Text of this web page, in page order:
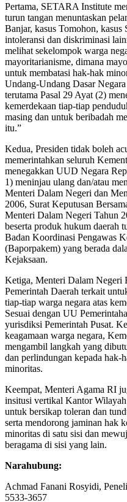
Pertama, SETARA Institute
turun tangan menuntaskan
Banjar, kasus Tomohon, kasus
intoleransi dan diskriminasi
melihat sekelompok warga
mayoritarianisme, dimana
untuk membatasi hak-hak
Undang-Undang Dasar
terutama Pasal 29 Ayat (2)
kemerdekaan tiap-tiap
masing dan untuk beribadah
itu.”
Kedua, Presiden tidak boleh
memerintahkan seluruh
menegakkan UUD Negara
1) meninjau ulang dan/atau
Menteri Dalam Negeri dan
2006, Surat Keputusan
Menteri Dalam Negeri Tahun
beserta produk hukum daerah
Badan Koordinasi Pengawas
(Baporpakem) yang berada
Kejaksaan.
Ketiga, Menteri Dalam Negeri
Pemerintah Daerah terkait
tiap-tiap warga negara atas
Sesuai dengan UU
yurisdiksi Pemerintah Pusat.
keagamaan warga negara,
mengambil langkah yang
dan perlindungan kepada hak-
minoritas.
Keempat, Menteri Agama RI
insitusi vertikal Kantor
untuk bersikap toleran dan
serta mendorong jaminan hak
minoritas di satu sisi dan
beragama di sisi yang lain.
Narahubung:
Achmad Fanani Rosyidi,
5533-3657